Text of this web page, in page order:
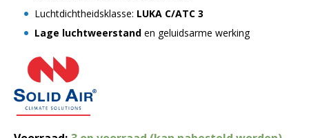
Luchtdichtheidsklasse: LUKA C/ATC 3
Lage luchtweerstand en geluidsarme werking